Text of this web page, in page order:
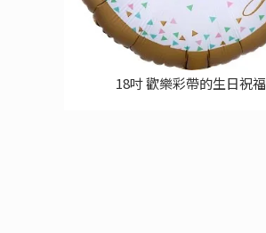
18吋 歡樂彩帶的生日祝福